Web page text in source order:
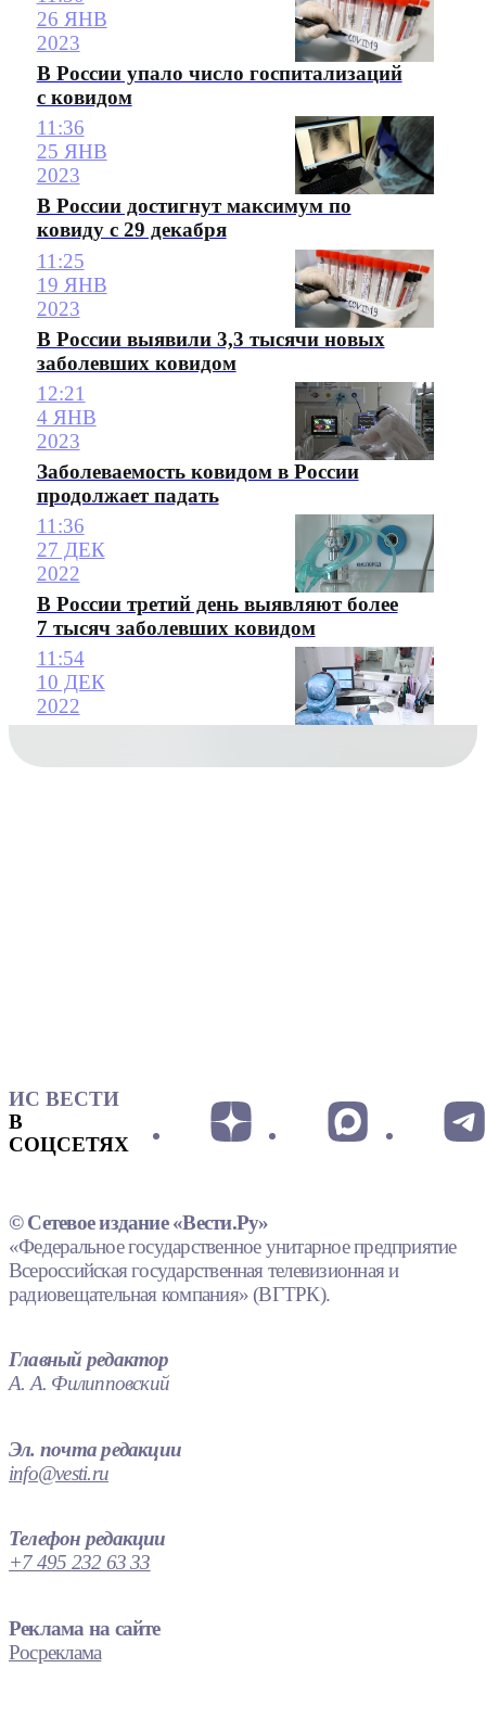
26 ЯНВ
2023
В России упало число госпитализаций
с ковидом
11:36
25 ЯНВ
2023
В России достигнут максимум по
ковиду с 29 декабря
11:25
19 ЯНВ
2023
В России выявили 3,3 тысячи новых
заболевших ковидом
12:21
4 ЯНВ
2023
Заболеваемость ковидом в России
продолжает падать
11:36
27 ДЕК
2022
В России третий день выявляют более
7 тысяч заболевших ковидом
11:54
10 ДЕК
2022
ИС ВЕСТИ
В
СОЦСЕТЯХ
© Сетевое издание «Вести.Ру»
«Федеральное государственное унитарное предприятие
Всероссийская государственная телевизионная и
радиовещательная компания» (ВГТРК).
Главный редактор
А. А. Филипповский
Эл. почта редакции
info@vesti.ru
Телефон редакции
+7 495 232 63 33
Реклама на сайте
Росреклама